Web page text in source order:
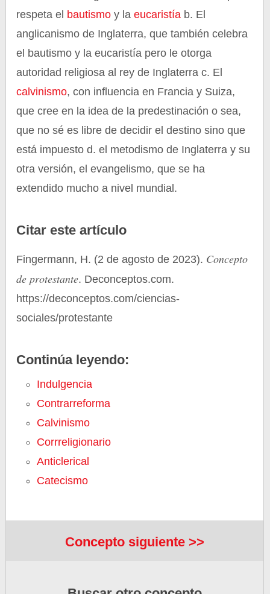
respeta el bautismo y laeucaristía b. El
anglicanismo de Inglaterra, que también celebra
el bautismo y la eucaristía pero le otorga
autoridad religiosa al rey de Inglaterra c. El
calvinismo, con influencia en Francia y Suiza,
que cree en la idea de la predestinación o sea,
que no sé es libre de decidir el destino sino que
está impuesto d. el metodismo de Inglaterra y su
otra versión, el evangelismo, que se ha
extendido mucho a nivel mundial.
Citar este artículo
Fingermann, H. (2 de agosto de 2023). Concepto
de protestante. Deconceptos.com.
https://deconceptos.com/ciencias-
sociales/protestante
Continúa leyendo:
Indulgencia
Contrarreforma
Calvinismo
Corrreligionario
Anticlerical
Catecismo
Concepto siguiente >>